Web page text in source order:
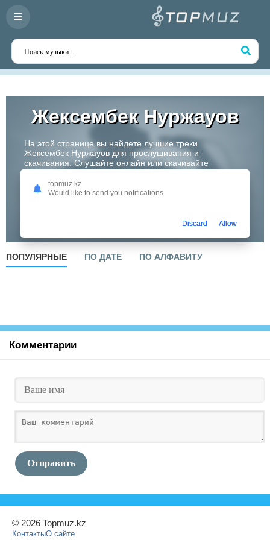
Жексембек Нуржауов
На этой странице вы найдете лучшие треки
Жексембек Нуржауов для прослушивания и
скачивания. Слушайте онлайн или скачивайте
любимые композиции в высоком качестве. Откройте
для себя творчество одного из самых перспективных
артистов Казахстана!
ПОПУЛЯРНЫЕ ПО ДАТЕ ПО АЛФАВИТУ
Комментарии
Отправить
© 2026 Topmuz.kz
КонтактыО сайте
topmuz.kz
Would like to send you notifications
Discard Allow